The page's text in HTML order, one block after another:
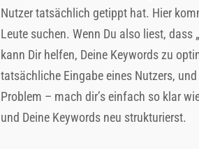
Nutzer tatsächlich getippt hat. Hier
Leute suchen. Wenn Du also liest,
kann Dir helfen, Deine Keywords zu
tatsächliche Eingabe eines Nutzers,
Problem – mach dir’s einfach so klar
und Deine Keywords neu strukturierst.